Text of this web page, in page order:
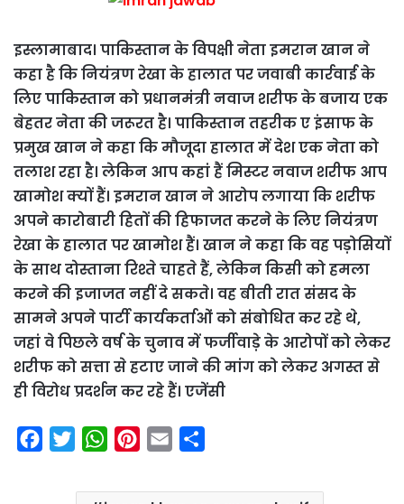
इस्लामाबाद। पाकिस्तान के विपक्षी नेता इमरान खान ने
कहा है कि नियंत्रण रेखा के हालात पर जवाबी कार्रवाई के
लिए पाकिस्तान को प्रधानमंत्री नवाज शरीफ के बजाय एक
बेहतर नेता की जरूरत है। पाकिस्तान तहरीक ए इंसाफ के
प्रमुख खान ने कहा कि मौजूदा हालात में देश एक नेता को
तलाश रहा है। लेकिन आप कहां हैं मिस्टर नवाज शरीफ आप
खामोश क्यों हैं। इमरान खान ने आरोप लगाया कि शरीफ
अपने कारोबारी हितों की हिफाजत करने के लिए नियंत्रण
रेखा के हालात पर खामोश हैं। खान ने कहा कि वह पड़ोसियों
के साथ दोस्ताना रिश्ते चाहते हैं, लेकिन किसी को हमला
करने की इजाजत नहीं दे सकते। वह बीती रात संसद के
सामने अपने पार्टी कार्यकर्ताओं को संबोधित कर रहे थे,
जहां वे पिछले वर्ष के चुनाव में फर्जीवाड़े के आरोपों को लेकर
शरीफ को सत्ता से हटाए जाने की मांग को लेकर अगस्त से
ही विरोध प्रदर्शन कर रहे हैं। एजेंसी
i
W
a
n
a
a